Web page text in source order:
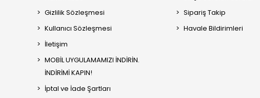
Gizlilik Sözleşmesi
Kullanıcı Sözleşmesi
İletişim
MOBİL UYGULAMAMIZI İNDİRİN.
İNDİRİMİ KAPIN!
İptal ve İade Şartları
Sipariş Takip
Havale Bildirimleri